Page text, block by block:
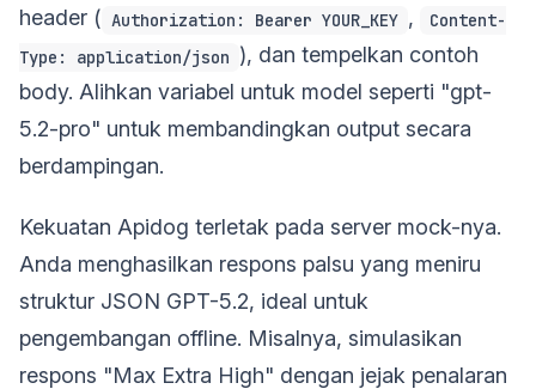
header ( Authorization: Bearer YOUR_KEY ,
Content-
Type: application/json ), dan tempelkan contoh
body. Alihkan variabel untuk model seperti "gpt-
5.2-pro" untuk membandingkan output secara
berdampingan.
Kekuatan Apidog terletak pada server mock-nya.
Anda menghasilkan respons palsu yang meniru
struktur JSON GPT-5.2, ideal untuk
pengembangan offline. Misalnya, simulasikan
respons "Max Extra High" dengan jejak penalaran